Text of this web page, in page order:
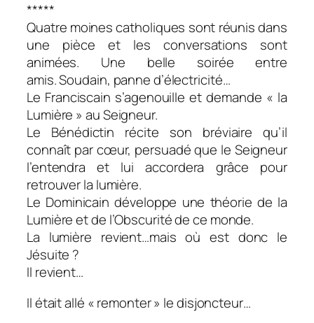
*****
Quatre moines catholiques sont réunis dans
une pièce et les conversations sont
animées. Une belle soirée entre
amis. Soudain, panne d’électricité…
Le Franciscain s’agenouille et demande « la
Lumière » au Seigneur.
Le Bénédictin récite son bréviaire qu’il
connaît par cœur, persuadé que le Seigneur
l’entendra et lui accordera grâce pour
retrouver la lumière.
Le Dominicain développe une théorie de la
Lumière et de l’Obscurité de ce monde.
La lumière revient…mais où est donc le
Jésuite ?
Il revient…
Il était allé « remonter » le disjoncteur…